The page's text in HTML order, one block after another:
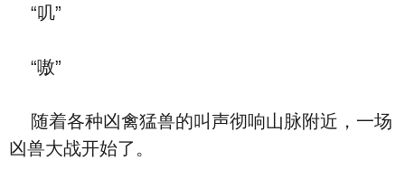
“叽”
“嗷”
随着各种凶禽猛兽的叫声彻响山脉附近，一场
凶兽大战开始了。